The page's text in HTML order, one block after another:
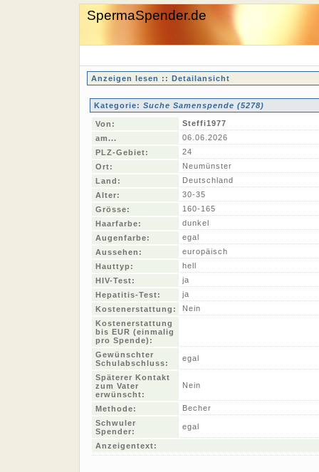
SpermaSpender.de
Anzeigen lesen :: Detailansicht
Kategorie: Suche Samenspende (5278)
Von:
Steffi1977
am...
06.06.2026
PLZ-Gebiet:
24
Ort:
Neumünster
Land:
Deutschland
Alter:
30-35
Grösse:
160-165
Haarfarbe:
dunkel
Augenfarbe:
egal
Aussehen:
europäisch
Hauttyp:
hell
HIV-Test:
ja
Hepatitis-Test:
ja
Kostenerstattung:
Nein
Kostenerstattung
bis EUR (einmalig
pro Spende):
Gewünschter
Schulabschluss:
egal
Späterer Kontakt
zum Vater
erwünscht:
Nein
Methode:
Becher
Schwuler
Spender:
egal
Anzeigentext: